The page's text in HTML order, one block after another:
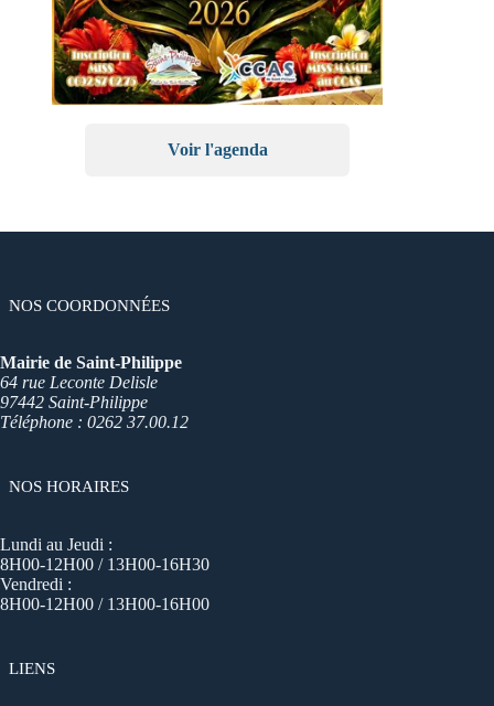
Voir l'agenda
NOS COORDONNÉES
Mairie de Saint-Philippe
64 rue Leconte Delisle
97442 Saint-Philippe
Téléphone : 0262 37.00.12
NOS HORAIRES
Lundi au Jeudi :
8H00-12H00 / 13H00-16H30
Vendredi :
8H00-12H00 / 13H00-16H00
LIENS